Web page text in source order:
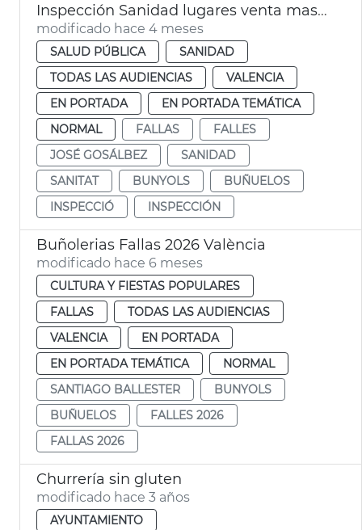
Inspección Sanidad lugares venta masas fritas Fallas València
modificado hace 4 meses
SALUD PÚBLICA
SANIDAD
TODAS LAS AUDIENCIAS
VALENCIA
EN PORTADA
EN PORTADA TEMÁTICA
NORMAL
FALLAS
FALLES
JOSÉ GOSÁLBEZ
SANIDAD
SANITAT
BUNYOLS
BUÑUELOS
INSPECCIÓ
INSPECCIÓN
Buñolerias Fallas 2026 València
modificado hace 6 meses
CULTURA Y FIESTAS POPULARES
FALLAS
TODAS LAS AUDIENCIAS
VALENCIA
EN PORTADA
EN PORTADA TEMÁTICA
NORMAL
SANTIAGO BALLESTER
BUNYOLS
BUÑUELOS
FALLES 2026
FALLAS 2026
Churrería sin gluten
modificado hace 3 años
AYUNTAMIENTO